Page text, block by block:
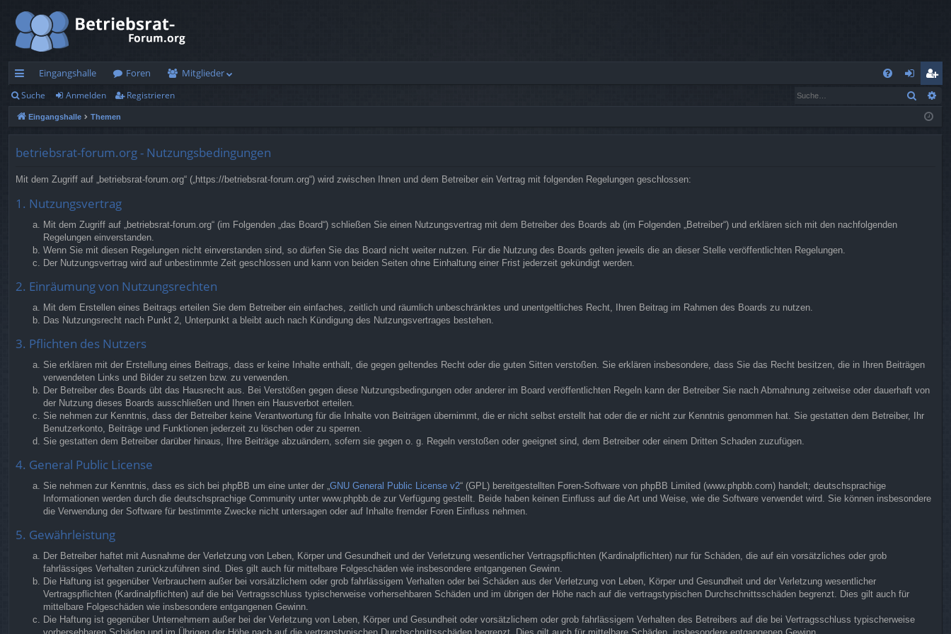
ch
ne
Eingangshalle Foren
Mitglieder
n
eg
ist
Suche Anmelden Registrieren Suche
Eingangshalle Themen
betriebsrat-forum.org - Nutzungsbedingungen
Mit dem Zugriff auf „betriebsrat-forum.org“ („https://betriebsrat-forum.org“) wird zwischen Ihnen und dem Betreiber ein Vertrag mit folgenden Regelungen geschlossen:
1. Nutzungsvertrag
Mit dem Zugriff auf „betriebsrat-forum.org“ (im Folgenden „das Board“) schließen Sie einen Nutzungsvertrag mit dem Betreiber des Boards ab (im Folgenden „Betreiber“) und erklären sich mit den nachfolgenden
Regelungen einverstanden.
Wenn Sie mit diesen Regelungen nicht einverstanden sind, so dürfen Sie das Board nicht weiter nutzen. Für die Nutzung des Boards gelten jeweils die an dieser Stelle veröffentlichten Regelungen.
Der Nutzungsvertrag wird auf unbestimmte Zeit geschlossen und kann von beiden Seiten ohne Einhaltung einer Frist jederzeit gekündigt werden.
2. Einräumung von Nutzungsrechten
Mit dem Erstellen eines Beitrags erteilen Sie dem Betreiber ein einfaches, zeitlich und räumlich unbeschränktes und unentgeltliches Recht, Ihren Beitrag im Rahmen des Boards zu nutzen.
Das Nutzungsrecht nach Punkt 2, Unterpunkt a bleibt auch nach Kündigung des Nutzungsvertrages bestehen.
3. Pflichten des Nutzers
Sie erklären mit der Erstellung eines Beitrags, dass er keine Inhalte enthält, die gegen geltendes Recht oder die guten Sitten verstoßen. Sie erklären insbesondere, dass Sie das Recht besitzen, die in Ihren Beiträgen
verwendeten Links und Bilder zu setzen bzw. zu verwenden.
Der Betreiber des Boards übt das Hausrecht aus. Bei Verstößen gegen diese Nutzungsbedingungen oder anderer im Board veröffentlichten Regeln kann der Betreiber Sie nach Abmahnung zeitweise oder dauerhaft von
der Nutzung dieses Boards ausschließen und Ihnen ein Hausverbot erteilen.
Sie nehmen zur Kenntnis, dass der Betreiber keine Verantwortung für die Inhalte von Beiträgen übernimmt, die er nicht selbst erstellt hat oder die er nicht zur Kenntnis genommen hat. Sie gestatten dem Betreiber, Ihr
Benutzerkonto, Beiträge und Funktionen jederzeit zu löschen oder zu sperren.
Sie gestatten dem Betreiber darüber hinaus, Ihre Beiträge abzuändern, sofern sie gegen o. g. Regeln verstoßen oder geeignet sind, dem Betreiber oder einem Dritten Schaden zuzufügen.
4. General Public License
Sie nehmen zur Kenntnis, dass es sich bei phpBB um eine unter der „GNU General Public License v2“ (GPL) bereitgestellten Foren-Software von phpBB Limited (www.phpbb.com) handelt; deutschsprachige
Informationen werden durch die deutschsprachige Community unter www.phpbb.de zur Verfügung gestellt. Beide haben keinen Einfluss auf die Art und Weise, wie die Software verwendet wird. Sie können insbesondere
die Verwendung der Software für bestimmte Zwecke nicht untersagen oder auf Inhalte fremder Foren Einfluss nehmen.
5. Gewährleistung
Der Betreiber haftet mit Ausnahme der Verletzung von Leben, Körper und Gesundheit und der Verletzung wesentlicher Vertragspflichten (Kardinalpflichten) nur für Schäden, die auf ein vorsätzliches oder grob
fahrlässiges Verhalten zurückzuführen sind. Dies gilt auch für mittelbare Folgeschäden wie insbesondere entgangenen Gewinn.
Die Haftung ist gegenüber Verbrauchern außer bei vorsätzlichem oder grob fahrlässigem Verhalten oder bei Schäden aus der Verletzung von Leben, Körper und Gesundheit und der Verletzung wesentlicher
Vertragspflichten (Kardinalpflichten) auf die bei Vertragsschluss typischerweise vorhersehbaren Schäden und im übrigen der Höhe nach auf die vertragstypischen Durchschnittsschäden begrenzt. Dies gilt auch für
mittelbare Folgeschäden wie insbesondere entgangenen Gewinn.
Die Haftung ist gegenüber Unternehmern außer bei der Verletzung von Leben, Körper und Gesundheit oder vorsätzlichem oder grob fahrlässigem Verhalten des Betreibers auf die bei Vertragsschluss typischerweise